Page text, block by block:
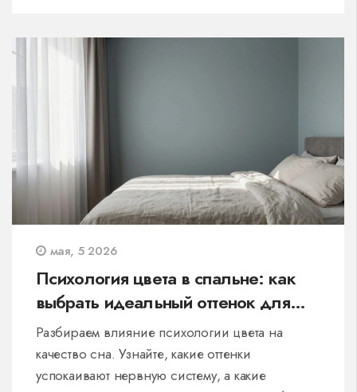
мая, 5 2026
Психология цвета в спальне: как
выбрать идеальный оттенок для
сна и отдыха
Разбираем влияние психологии цвета на
качество сна. Узнайте, какие оттенки
успокаивают нервную систему, а какие